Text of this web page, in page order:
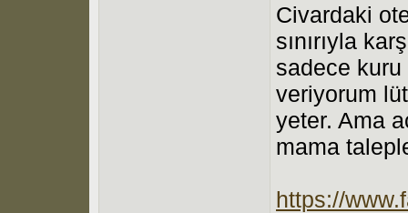
Civardaki
sınırıyla
sadece kuru
veriyorum
yeter. Ama
mama
https://